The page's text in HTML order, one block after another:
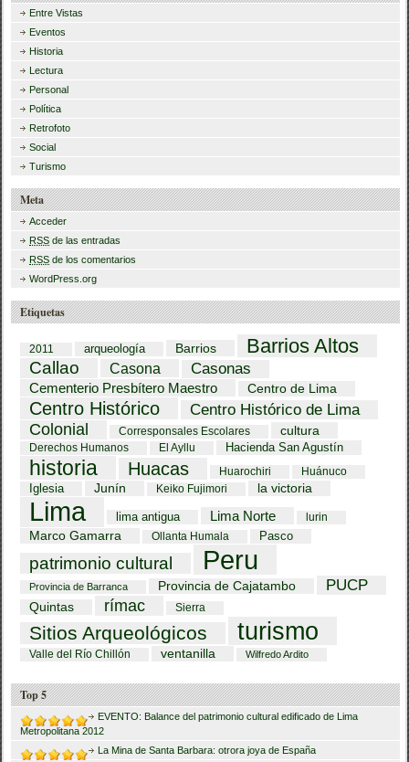
Entre Vistas
Eventos
Historia
Lectura
Personal
Política
Retrofoto
Social
Turismo
Meta
Acceder
RSS de las entradas
RSS de los comentarios
WordPress.org
Etiquetas
2011 arqueología Barrios Barrios Altos
Callao Casona Casonas
Cementerio Presbítero Maestro Centro de Lima
Centro Histórico
Centro Histórico de Lima
Colonial
Corresponsales Escolares cultura
Derechos Humanos El Ayllu Hacienda San Agustín
historia Huacas Huarochiri Huánuco
Iglesia Junín Keiko Fujimori la victoria
Lima lima antigua Lima Norte lurin
Marco Gamarra Ollanta Humala Pasco
patrimonio cultural Peru
Provincia de Barranca Provincia de Cajatambo PUCP
Quintas rímac Sierra
Sitios Arqueológicos turismo
Valle del Río Chillón ventanilla Wilfredo Ardito
Top 5
EVENTO: Balance del patrimonio cultural edificado de Lima
Metropolitana 2012
La Mina de Santa Barbara: otrora joya de España